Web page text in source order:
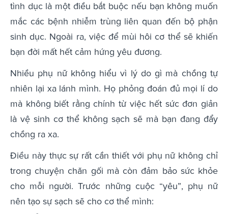
tình dục là một điều bắt buộc nếu bạn không muốn
mắc các bệnh nhiễm trùng liên quan đến bộ phận
sinh dục. Ngoài ra, việc để mùi hôi cơ thể sẽ khiến
bạn đời mất hết cảm hứng yêu đương.
Nhiều phụ nữ không hiểu vì lý do gì mà chồng tự
nhiên lại xa lánh mình. Họ phỏng đoán đủ mọi lí do
mà không biết rằng chính từ việc hết sức đơn giản
là vệ sinh cơ thể không sạch sẽ mà bạn đang đẩy
chồng ra xa.
Điều này thực sự rất cần thiết với phụ nữ không chỉ
trong chuyện chăn gối mà còn đảm bảo sức khỏe
cho mỗi người. Trước những cuộc “yêu”, phụ nữ
nên tạo sự sạch sẽ cho cơ thể mình: